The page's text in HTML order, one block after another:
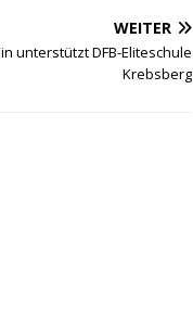
WEITER
unterstützt DFB-Eliteschule
Krebsberg